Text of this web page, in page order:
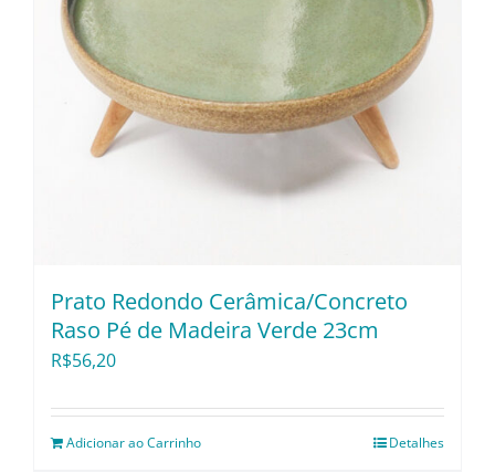
Prato Redondo Cerâmica/Concreto
Raso Pé de Madeira Verde 23cm
R$56,20
Adicionar ao Carrinho Detalhes